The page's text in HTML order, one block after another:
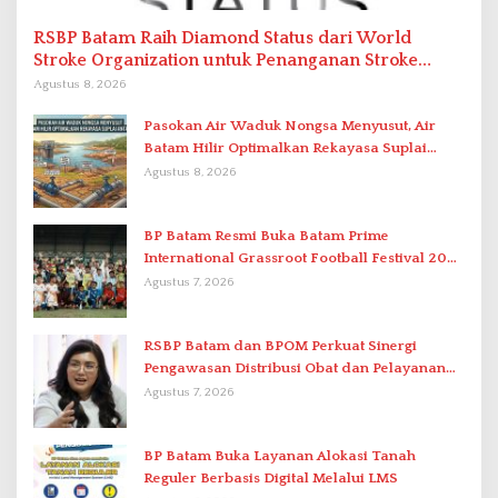
RSBP Batam Raih Diamond Status dari World
Stroke Organization untuk Penanganan Stroke
Berstandar Internasional
Agustus 8, 2026
Pasokan Air Waduk Nongsa Menyusut, Air
Batam Hilir Optimalkan Rekayasa Suplai
Antar-IPAM
Agustus 8, 2026
BP Batam Resmi Buka Batam Prime
International Grassroot Football Festival 2026
di Stadion Temenggung Abdul Jamal
Agustus 7, 2026
RSBP Batam dan BPOM Perkuat Sinergi
Pengawasan Distribusi Obat dan Pelayanan
Kefarmasian
Agustus 7, 2026
BP Batam Buka Layanan Alokasi Tanah
Reguler Berbasis Digital Melalui LMS